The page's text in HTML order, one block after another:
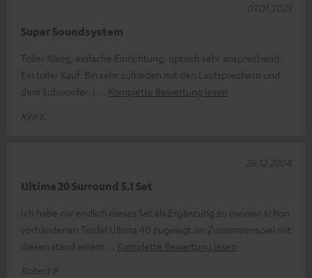
Super Soundsystem
Toller Klang, einfache Einrichtung, optisch sehr ansprechend.
Ein toller Kauf. Bin sehr zufrieden mit den Lautsprechern und
dem Subwoofer. I
Komplette Bewertung lesen
Kim K.
07.01.2025
Ultima 20 Surround 5.1 Set
Ich habe mir endlich dieses Set als Ergänzung zu meinen schon
vorhandenen Teufel Ultima 40 zugelegt.Im Zusammenspiel mit
diesen stand einem
Komplette Bewertung lesen
Robert P.
26.12.2024